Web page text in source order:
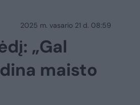
2025 m. vasario 21 d. 08:59
„Gal
maisto